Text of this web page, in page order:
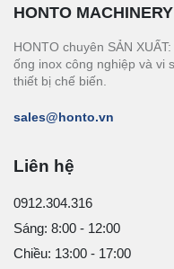
HONTO
HONTO chuyên SẢN
ống inox công nghiệp và vi
thiết bị chế biến.
sales@honto.vn
Liên hệ
0912.304.316
Sáng: 8:00 - 12:00
Chiều: 13:00 - 17:00